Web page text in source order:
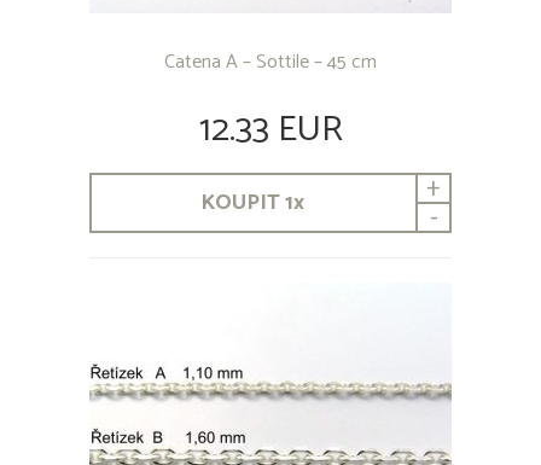
Catena A – Sottile – 45 cm
12.33 EUR
KOUPIT1x +
-